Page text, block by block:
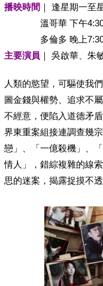
播映時間 ｜ 逢星期一至
溫哥華 下午4:30
多倫多 晚上7:30
主要演員 ｜ 吳啟華、朱
人類的慾望，可驅使我
圖金錢與權勢、追求不
不經意，便陷入道德矛
界東重案組接連調查幾
戀」、「一億殺機」、
情人」，錯綜複雜的線
思的迷案，揭露捉摸不透